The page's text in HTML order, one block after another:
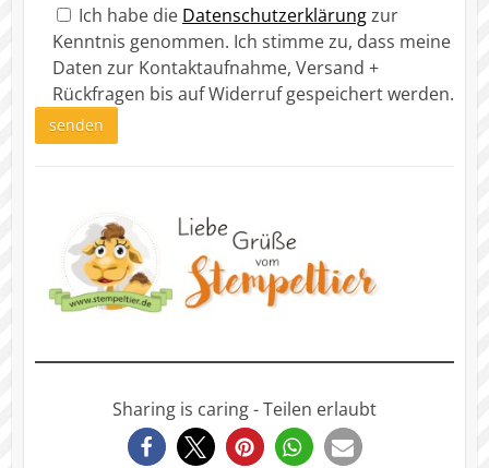
Bitte lasse dieses Feld leer.
Ich habe die Datenschutzerklärungzur
Kenntnis genommen. Ich stimme zu, dass meine
Daten zur Kontaktaufnahme, Versand +
Rückfragen bis auf Widerruf gespeichert werden.
Sharing is caring - Teilen erlaubt
6